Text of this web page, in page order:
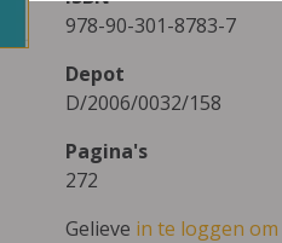
978-90-301-8783-7
Depot
D/2006/0032/158
Pagina's
272
Gelieve in te loggen